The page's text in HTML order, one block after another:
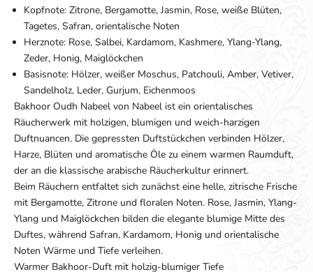
Kopfnote: Zitrone, Bergamotte, Jasmin, Rose, weiße Blüten,
Tagetes, Safran, orientalische Noten
Herznote: Rose, Salbei, Kardamom, Kashmere, Ylang-Ylang,
Zeder, Honig, Maiglöckchen
Basisnote: Hölzer, weißer Moschus, Patchouli, Amber, Vetiver,
Sandelholz, Leder, Gurjum, Eichenmoos
Bakhoor Oudh Nabeel von Nabeel ist ein orientalisches
Räucherwerk mit holzigen, blumigen und weich-harzigen
Duftnuancen. Die gepressten Duftstückchen verbinden Hölzer,
Harze, Blüten und aromatische Öle zu einem warmen Raumduft,
der an die klassische arabische Räucherkultur erinnert.
Beim Räuchern entfaltet sich zunächst eine helle, zitrische Frische
mit Bergamotte, Zitrone und floralen Noten. Rose, Jasmin, Ylang-
Ylang und Maiglöckchen bilden die elegante blumige Mitte des
Duftes, während Safran, Kardamom, Honig und orientalische
Noten Wärme und Tiefe verleihen.
Warmer Bakhoor-Duft mit holzig-blumiger Tiefe